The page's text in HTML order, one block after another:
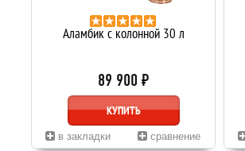
Аламбик с колонной 30 л
89 900 ₽
КУПИТЬ
в закладки сравнение